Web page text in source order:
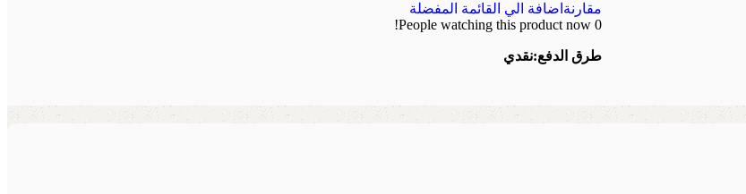
مقارنة اضافة الي القائمة المفضلة
0
People watching this product now!
طرق الدفع:نقدي